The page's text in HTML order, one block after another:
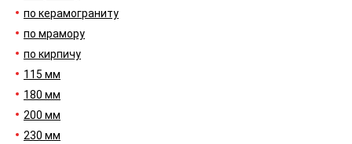
по керамограниту
по мрамору
по кирпичу
115 мм
180 мм
200 мм
230 мм